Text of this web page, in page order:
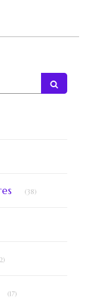
(38)
(17)